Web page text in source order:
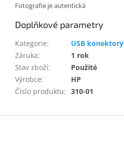
Fotografie je autentická
Doplňkové parametry
Kategorie:
USB konektory
Záruka:
1 rok
Stav zboží:
Použité
Výrobce:
HP
Číslo produktu: 310-01